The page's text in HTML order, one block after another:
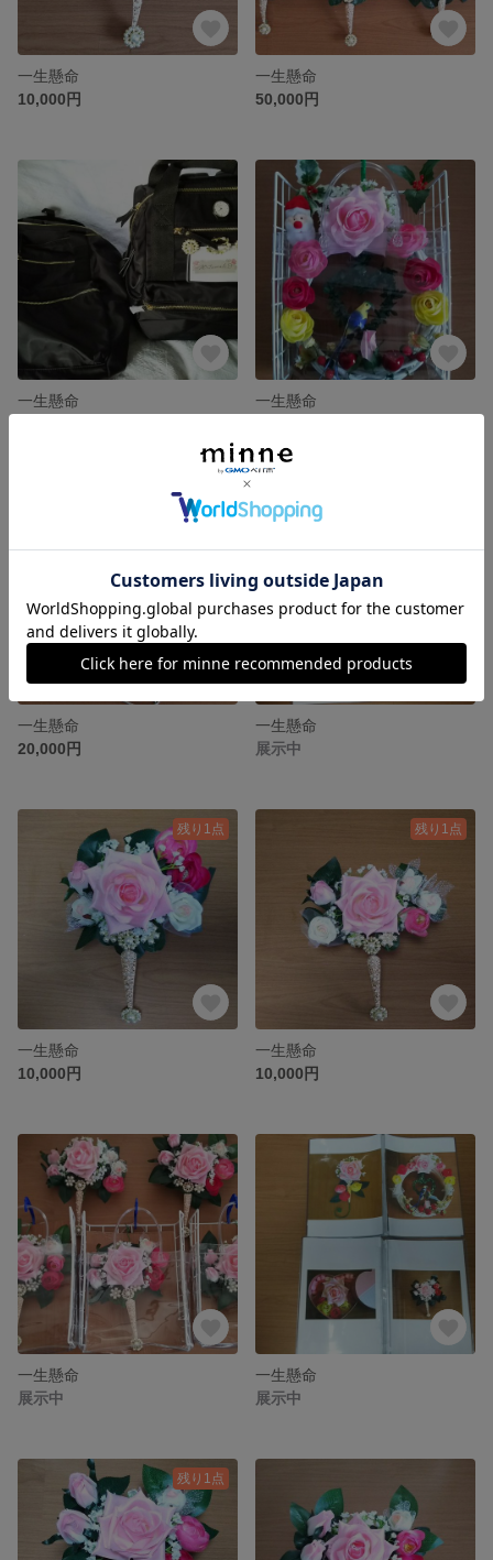
一生懸命
10,000円
一生懸命
50,000円
一生懸命
一生懸命
残り1点
一生懸命
20,000円
一生懸命
展示中
残り1点
一生懸命
10,000円
残り1点
一生懸命
10,000円
一生懸命
展示中
一生懸命
展示中
残り1点